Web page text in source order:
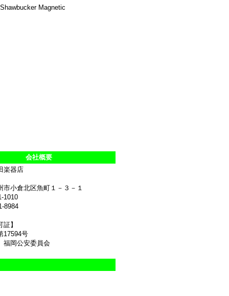
Magnetic
会社概要
楽器店
市小倉北区魚町１－３－１
1010
8984
証】
号
岡公安委員会